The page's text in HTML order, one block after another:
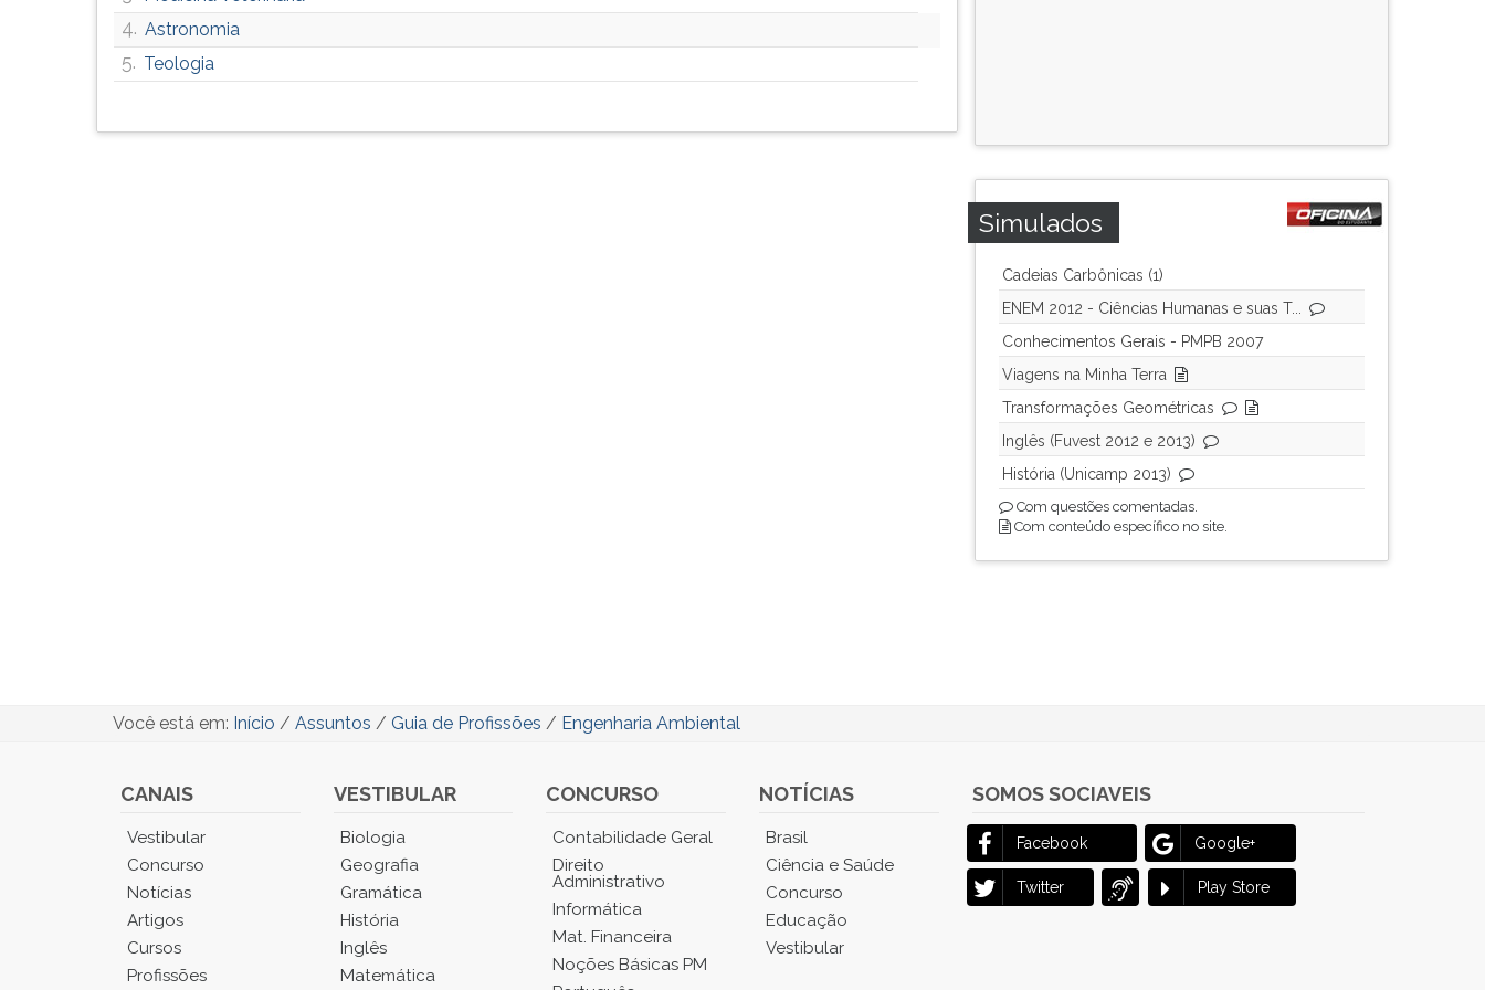
4. Astronomia
5. Teologia
Simulados
Cadeias Carbônicas (1)
ENEM 2012 - Ciências Humanas e suas T...
Conhecimentos Gerais - PMPB 2007
Viagens na Minha Terra
Transformações Geométricas
Inglês (Fuvest 2012 e 2013)
História (Unicamp 2013)
Com questões comentadas.
Com conteúdo específico no site.
Você está em: Início / Assuntos / Guia de Profissões / Engenharia Ambiental
CANAIS
Você
está
Menu
Principal.
Pressione
TAB
Vestibular
Concurso
Notícias
Artigos
Cursos
Profissões
VESTIBULAR
Biologia
Geografia
Gramática
História
Inglês
Matemática
CONCURSO
Contabilidade Geral
Direito
Administrativo
Informática
Mat. Financeira
Noções Básicas PM
NOTÍCIAS
Brasil
Ciência e Saúde
Concurso
Educação
Vestibular
SOMOS SOCIAVEIS
Facebook Google+
Twitter Play Store